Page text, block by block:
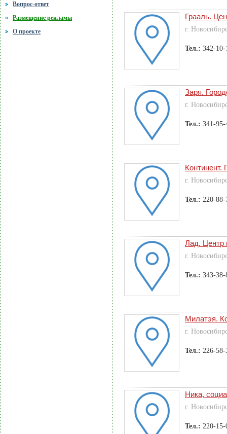
Вопрос-ответ
Размещение рекламы
О проекте
Грааль.
г.
Тел.: 342-10-
Заря.
г.
Тел.: 341-95-
Континент.
г.
Тел.: 220-88-
Лад. Центр
г.
Тел.: 343-38-
Милатэя.
г.
Тел.: 226-58-
Ника,
г.
Тел.: 220-15-